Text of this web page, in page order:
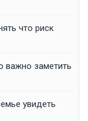
что риск
важно заметить
увидеть